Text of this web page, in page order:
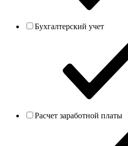
Бухгалтерский учет
Расчет заработной платы